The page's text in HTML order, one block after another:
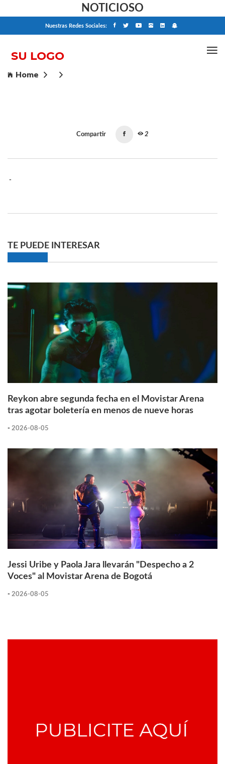
NOTICIOSO
Nuestras Redes Sociales:
Home
Compartir 2
-
TE PUEDE INTERESAR
Reykon abre segunda fecha en el Movistar Arena
tras agotar boletería en menos de nueve horas
- 2026-08-05
Jessi Uribe y Paola Jara llevarán "Despecho a 2
Voces" al Movistar Arena de Bogotá
- 2026-08-05